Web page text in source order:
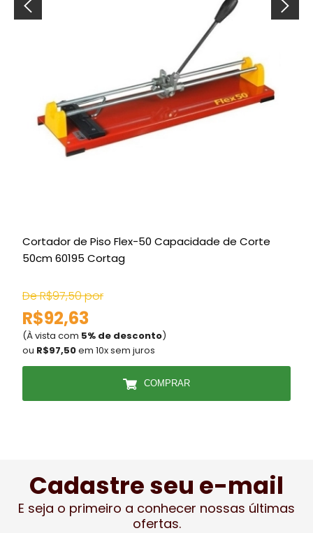
Cortador de Piso Flex-50 Capacidade de Corte
50cm 60195 Cortag
De R$97,50 por
R$92,63
(À vista com 5% de desconto)
ou R$97,50em 10x sem juros
COMPRAR
Cadastre seu e-mail
E seja o primeiro a conhecer nossas últimas
ofertas.